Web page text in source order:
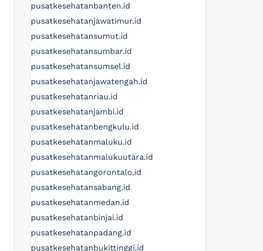
pusatkesehatanbanten.id
pusatkesehatanjawatimur.id
pusatkesehatansumut.id
pusatkesehatansumbar.id
pusatkesehatansumsel.id
pusatkesehatanjawatengah.id
pusatkesehatanriau.id
pusatkesehatanjambi.id
pusatkesehatanbengkulu.id
pusatkesehatanmaluku.id
pusatkesehatanmalukuutara.id
pusatkesehatangorontalo.id
pusatkesehatansabang.id
pusatkesehatanmedan.id
pusatkesehatanbinjai.id
pusatkesehatanpadang.id
pusatkesehatanbukittinggi.id